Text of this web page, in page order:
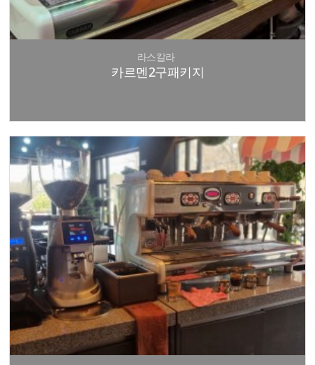
라스칼라
카르멘2구패키지